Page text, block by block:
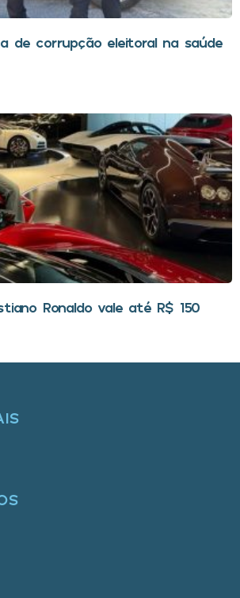
de corrupção eleitoral na saúde
Ronaldo vale até R$ 150